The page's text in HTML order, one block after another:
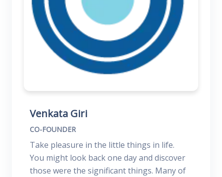
Venkata Giri
CO-FOUNDER
Take pleasure in the little things in life.
You might look back one day and discover
those were the significant things. Many of